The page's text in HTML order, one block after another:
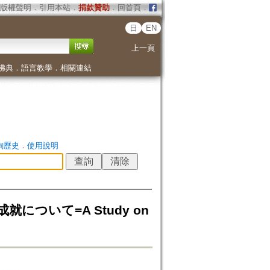
版權聲明 ． 引用本站． 捐款贊助．回首頁．
日 EN
上一頁
典． 語言教學． 相關連結
歷史 ． 使用說明
就について=A Study on